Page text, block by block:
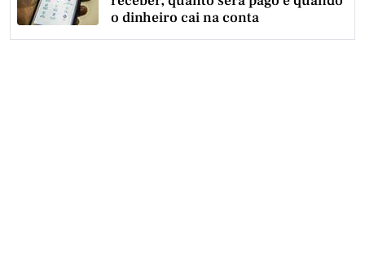
o dinheiro cai na conta